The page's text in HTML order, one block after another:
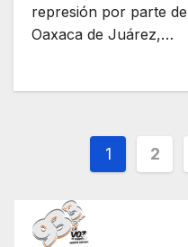
represión por parte
Oaxaca de Juárez,…
entradas
1 2